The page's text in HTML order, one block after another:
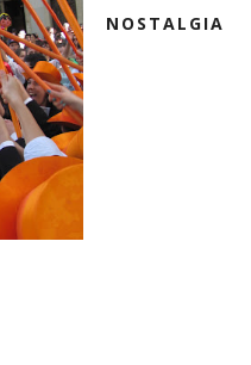
NOSTALGIA